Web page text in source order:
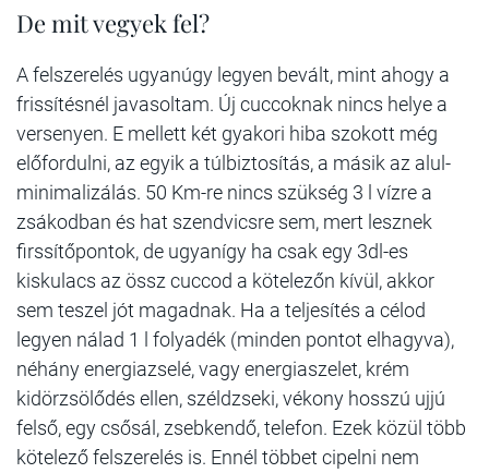
De mit vegyek fel?
A felszerelés ugyanúgy legyen bevált, mint ahogy a
frissítésnél javasoltam. Új cuccoknak nincs helye a
versenyen. E mellett két gyakori hiba szokott még
előfordulni, az egyik a túlbiztosítás, a másik az alul-
minimalizálás. 50 Km-re nincs szükség 3 l vízre a
zsákodban és hat szendvicsre sem, mert lesznek
firssítőpontok, de ugyanígy ha csak egy 3dl-es
kiskulacs az össz cuccod a kötelezőn kívül, akkor
sem teszel jót magadnak. Ha a teljesítés a célod
legyen nálad 1 l folyadék (minden pontot elhagyva),
néhány energiazselé, vagy energiaszelet, krém
kidörzsölődés ellen, széldzseki, vékony hosszú ujjú
felső, egy csősál, zsebkendő, telefon. Ezek közül több
kötelező felszerelés is. Ennél többet cipelni nem